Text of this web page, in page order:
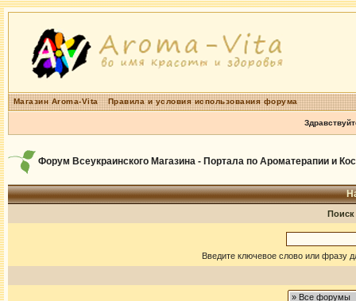
Магазин Aroma-Vita Правила и условия использования форума
Форум Всеукраинского Магазина - Портала по Ароматерапии и
Введите ключевое слово или фразу